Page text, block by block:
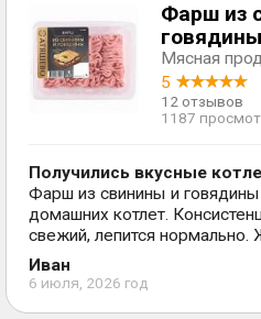
Фарш из
Мясная
5
12 отзывов
1187
Получились вкусные
Фарш из свинины и
домашних котлет.
свежий, лепится нормально.
Иван
6 июля, 2026 год